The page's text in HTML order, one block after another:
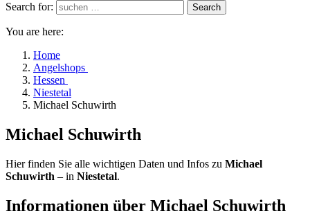
Search for:
Search
You are here:
Home
Angelshops
Hessen
Niestetal
Michael Schuwirth
Michael Schuwirth
Hier finden Sie alle wichtigen Daten und Infos zu Michael
Schuwirth – in Niestetal.
Informationen über Michael Schuwirth